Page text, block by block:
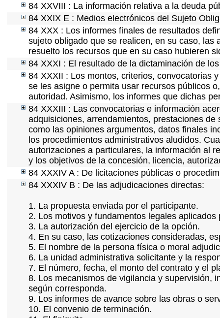
84 XXVIII : La información relativa a la deuda
84 XXIX E : Medios electrónicos del Sujeto
84 XXX : Los informes finales de resultados
sujeto obligado que se realicen, en su caso,
resuelto los recursos que en su caso hubieren
84 XXXI : El resultado de la dictaminación de
84 XXXII : Los montos, criterios, convocatorias
se les asigne o permita usar recursos públicos
autoridad. Asimismo, los informes que dichas
84 XXXIII : Las convocatorias e información
adquisiciones, arrendamientos, prestaciones
como las opiniones argumentos, datos finales
los procedimientos administrativos aludidos.
autorizaciones a particulares, la información al
y los objetivos de la concesión, licencia,
84 XXXIV A : De licitaciones públicas o
84 XXXIV B : De las adjudicaciones directas:
1. La propuesta enviada por el participante.
2. Los motivos y fundamentos legales aplicados
3. La autorización del ejercicio de la opción.
4. En su caso, las cotizaciones consideradas,
5. El nombre de la persona física o moral
6. La unidad administrativa solicitante y la
7. El número, fecha, el monto del contrato y el
8. Los mecanismos de vigilancia y supervisión,
según corresponda.
9. Los informes de avance sobre las obras o
10. El convenio de terminación.